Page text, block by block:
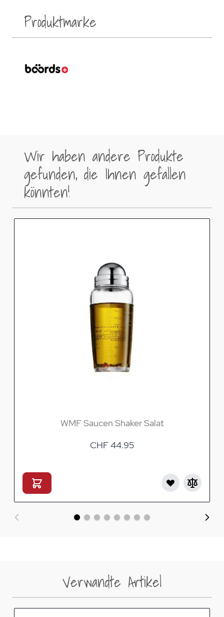
Produktmarke
Wir haben andere Produkte
gefunden, die Ihnen gefallen
könnten!
WMF Saucen Shaker Salat
CHF 44.95
Verwandte Artikel